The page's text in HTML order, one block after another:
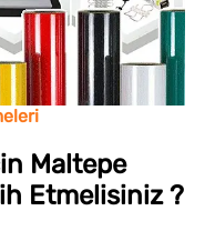
Maltepe
Etmelisiniz ?